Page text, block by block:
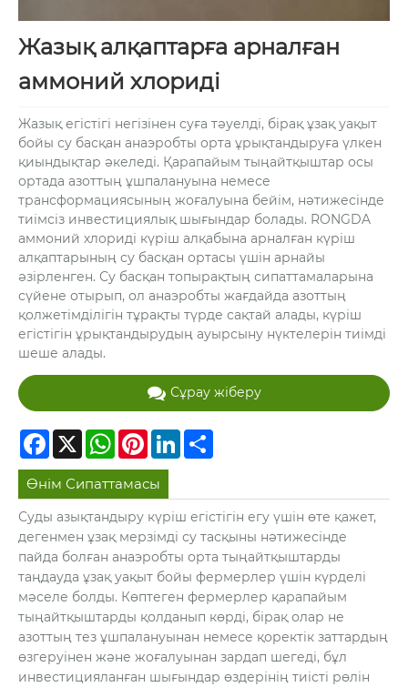
Жазық алқаптарға арналған
аммоний хлориді
Жазық егістігі негізінен суға тәуелді, бірақ ұзақ уақыт
бойы су басқан анаэробты орта ұрықтандыруға үлкен
қиындықтар әкеледі. Қарапайым тыңайтқыштар осы
ортада азоттың ұшпалануына немесе
трансформациясының жоғалуына бейім, нәтижесінде
тиімсіз инвестициялық шығындар болады. RONGDA
аммоний хлориді күріш алқабына арналған күріш
алқаптарының су басқан ортасы үшін арнайы
әзірленген. Су басқан топырақтың сипаттамаларына
сүйене отырып, ол анаэробты жағдайда азоттың
қолжетімділігін тұрақты түрде сақтай алады, күріш
егістігін ұрықтандырудың ауырсыну нүктелерін тиімді
шеше алады.
Сұрау жіберу
Facebook
X WhatsApp
PinterestLinkedIn
Өнім Сипаттамасы
Суды азықтандыру күріш егістігін егу үшін өте қажет,
дегенмен ұзақ мерзімді су тасқыны нәтижесінде
пайда болған анаэробты орта тыңайтқыштарды
таңдауда ұзақ уақыт бойы фермерлер үшін күрделі
мәселе болды. Көптеген фермерлер қарапайым
тыңайтқыштарды қолданып көрді, бірақ олар не
азоттың тез ұшпалануынан немесе қоректік заттардың
өзгеруінен және жоғалуынан зардап шегеді, бұл
инвестицияланған шығындар өздерінің тиісті рөлін